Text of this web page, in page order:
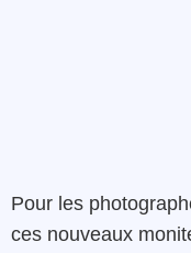
Pour les
ces nouveaux